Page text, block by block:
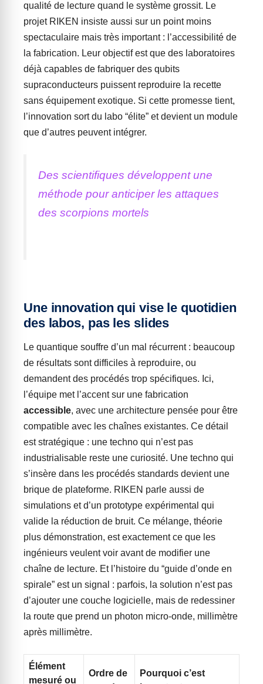
qualité de lecture quand le système grossit. Le
projet RIKEN insiste aussi sur un point moins
spectaculaire mais très important : l’accessibilité de
la fabrication. Leur objectif est que des laboratoires
déjà capables de fabriquer des qubits
supraconducteurs puissent reproduire la recette
sans équipement exotique. Si cette promesse tient,
l’innovation sort du labo “élite” et devient un module
que d’autres peuvent intégrer.
Des scientifiques développent une
méthode pour anticiper les attaques
des scorpions mortels
Une innovation qui vise le quotidien
des labos, pas les slides
Le quantique souffre d’un mal récurrent : beaucoup
de résultats sont difficiles à reproduire, ou
demandent des procédés trop spécifiques. Ici,
l’équipe met l’accent sur une fabrication
accessible, avec une architecture pensée pour être
compatible avec les chaînes existantes. Ce détail
est stratégique : une techno qui n’est pas
industrialisable reste une curiosité. Une techno qui
s’insère dans les procédés standards devient une
brique de plateforme. RIKEN parle aussi de
simulations et d’un prototype expérimental qui
valide la réduction de bruit. Ce mélange, théorie
plus démonstration, est exactement ce que les
ingénieurs veulent voir avant de modifier une
chaîne de lecture. Et l’histoire du “guide d’onde en
spirale” est un signal : parfois, la solution n’est pas
d’ajouter une couche logicielle, mais de redessiner
la route que prend un photon micro-onde, millimètre
après millimètre.
Élément
mesuré ou
Ordre de
Pourquoi c’est